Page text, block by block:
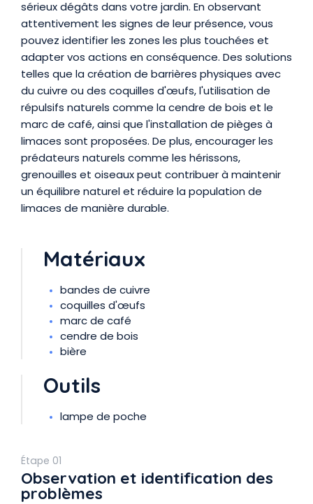
sérieux dégâts dans votre jardin. En observant
attentivement les signes de leur présence, vous
pouvez identifier les zones les plus touchées et
adapter vos actions en conséquence. Des solutions
telles que la création de barrières physiques avec
du cuivre ou des coquilles d'œufs, l'utilisation de
répulsifs naturels comme la cendre de bois et le
marc de café, ainsi que l'installation de pièges à
limaces sont proposées. De plus, encourager les
prédateurs naturels comme les hérissons,
grenouilles et oiseaux peut contribuer à maintenir
un équilibre naturel et réduire la population de
limaces de manière durable.
Matériaux
bandes de cuivre
coquilles d'œufs
marc de café
cendre de bois
bière
Outils
lampe de poche
Étape 01
Observation et identification des
problèmes